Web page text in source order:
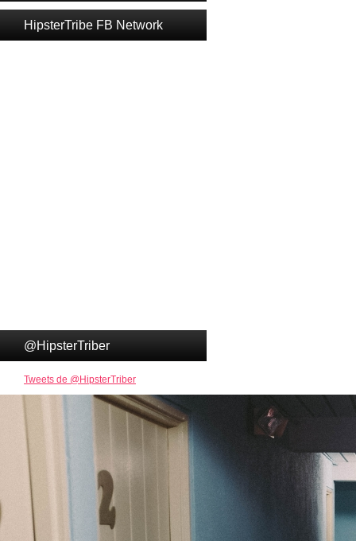
HipsterTribe FB Network
@HipsterTriber
Tweets de @HipsterTriber